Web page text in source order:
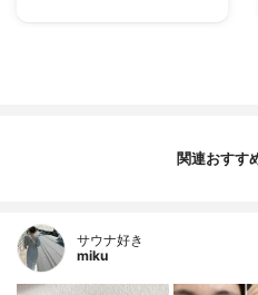
関連おすす
サウナ好き
miku